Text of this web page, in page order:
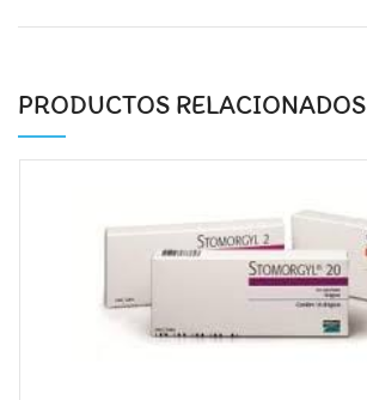
PRODUCTOS RELACIONADOS